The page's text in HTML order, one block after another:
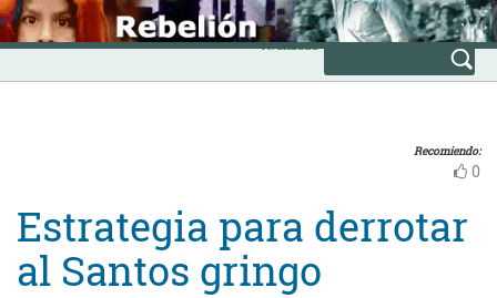
Skip
to
content
INICIO
Avanzada
Recomiendo:
0
Estrategia para derrotar
al Santos gringo